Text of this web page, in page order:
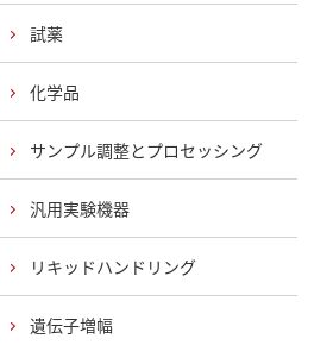
試薬
化学品
サンプル調整とプロセッシング
汎用実験機器
リキッドハンドリング
遺伝子増幅